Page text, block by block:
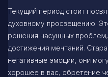
Текущий период стоит
духовному просвещению.
решения насущных
достижения мечтаний.
негативные эмоции, они
хорошее в вас, обретение